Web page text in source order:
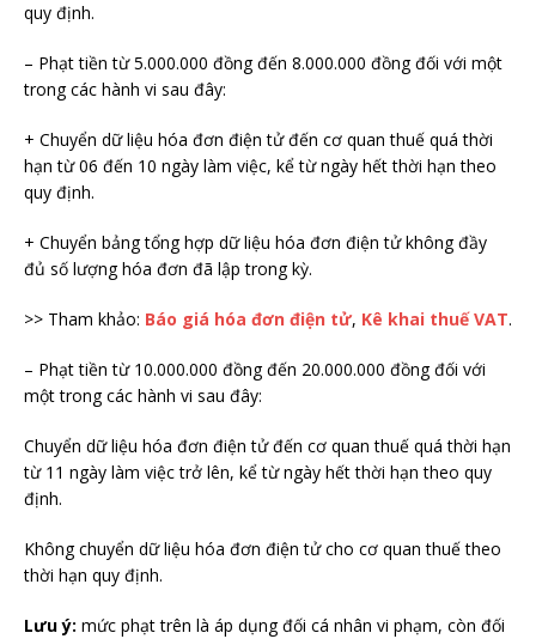
quy định.
– Phạt tiền từ 5.000.000 đồng đến 8.000.000 đồng đối với một
trong các hành vi sau đây:
+ Chuyển dữ liệu hóa đơn điện tử đến cơ quan thuế quá thời
hạn từ 06 đến 10 ngày làm việc, kể từ ngày hết thời hạn theo
quy định.
+ Chuyển bảng tổng hợp dữ liệu hóa đơn điện tử không đầy
đủ số lượng hóa đơn đã lập trong kỳ.
>> Tham khảo: Báo giá hóa đơn điện tử, Kê khai thuế VAT.
– Phạt tiền từ 10.000.000 đồng đến 20.000.000 đồng đối với
một trong các hành vi sau đây:
Chuyển dữ liệu hóa đơn điện tử đến cơ quan thuế quá thời hạn
từ 11 ngày làm việc trở lên, kể từ ngày hết thời hạn theo quy
định.
Không chuyển dữ liệu hóa đơn điện tử cho cơ quan thuế theo
thời hạn quy định.
Lưu ý: mức phạt trên là áp dụng đối cá nhân vi phạm, còn đối